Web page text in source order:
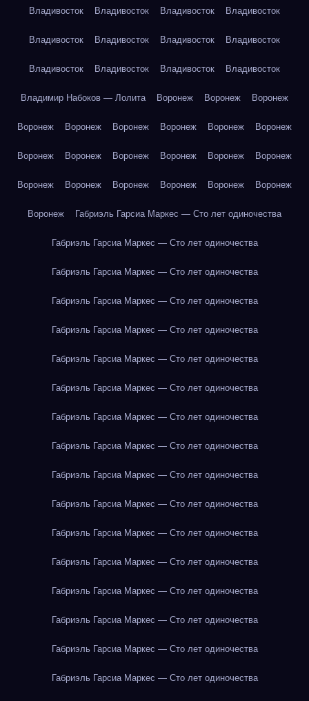
Владивосток Владивосток Владивосток Владивосток
Владивосток Владивосток Владивосток Владивосток
Владивосток Владивосток Владивосток Владивосток
Владимир Набоков — Лолита Воронеж Воронеж Воронеж
Воронеж Воронеж Воронеж Воронеж Воронеж Воронеж
Воронеж Воронеж Воронеж Воронеж Воронеж Воронеж
Воронеж Воронеж Воронеж Воронеж Воронеж Воронеж
Воронеж Габриэль Гарсиа Маркес — Сто лет одиночества
Габриэль Гарсиа Маркес — Сто лет одиночества
Габриэль Гарсиа Маркес — Сто лет одиночества
Габриэль Гарсиа Маркес — Сто лет одиночества
Габриэль Гарсиа Маркес — Сто лет одиночества
Габриэль Гарсиа Маркес — Сто лет одиночества
Габриэль Гарсиа Маркес — Сто лет одиночества
Габриэль Гарсиа Маркес — Сто лет одиночества
Габриэль Гарсиа Маркес — Сто лет одиночества
Габриэль Гарсиа Маркес — Сто лет одиночества
Габриэль Гарсиа Маркес — Сто лет одиночества
Габриэль Гарсиа Маркес — Сто лет одиночества
Габриэль Гарсиа Маркес — Сто лет одиночества
Габриэль Гарсиа Маркес — Сто лет одиночества
Габриэль Гарсиа Маркес — Сто лет одиночества
Габриэль Гарсиа Маркес — Сто лет одиночества
Габриэль Гарсиа Маркес — Сто лет одиночества